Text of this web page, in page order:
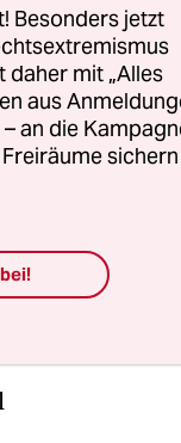
Besonders jetzt
daher mit „Alles
aus
an die
sichern